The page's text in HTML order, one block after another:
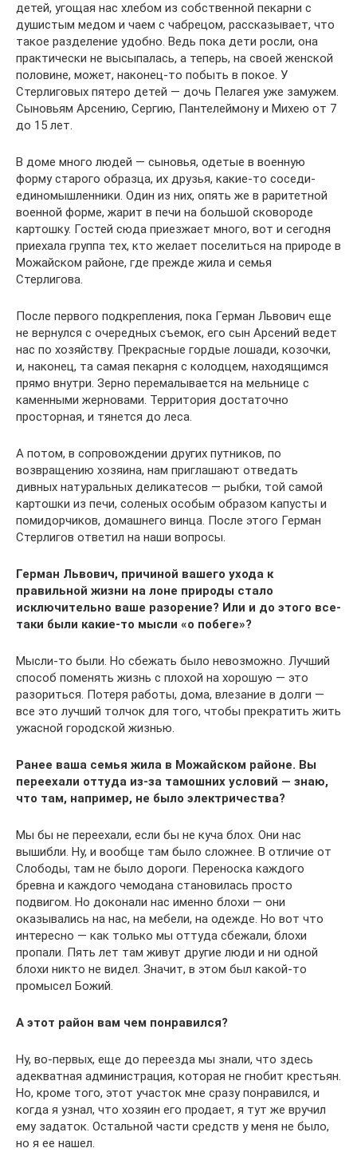
детей, угощая нас хлебом из собственной пекарни с
душистым медом и чаем с чабрецом, рассказывает, что
такое разделение удобно. Ведь пока дети росли, она
практически не высыпалась, а теперь, на своей женской
половине, может, наконец-то побыть в покое. У
Стерлиговых пятеро детей — дочь Пелагея уже замужем.
Сыновьям Арсению, Сергию, Пантелеймону и Михею от 7
до 15 лет.
В доме много людей — сыновья, одетые в военную
форму старого образца, их друзья, какие-то соседи-
единомышленники. Один из них, опять же в раритетной
военной форме, жарит в печи на большой сковороде
картошку. Гостей сюда приезжает много, вот и сегодня
приехала группа тех, кто желает поселиться на природе в
Можайском районе, где прежде жила и семья
Стерлигова.
После первого подкрепления, пока Герман Львович еще
не вернулся с очередных съемок, его сын Арсений ведет
нас по хозяйству. Прекрасные гордые лошади, козочки,
и, наконец, та самая пекарня с колодцем, находящимся
прямо внутри. Зерно перемалывается на мельнице с
каменными жерновами. Территория достаточно
просторная, и тянется до леса.
А потом, в сопровождении других путников, по
возвращению хозяина, нам приглашают отведать
дивных натуральных деликатесов — рыбки, той самой
картошки из печи, соленых особым образом капусты и
помидорчиков, домашнего винца. После этого Герман
Стерлигов ответил на наши вопросы.
Герман Львович, причиной вашего ухода к
правильной жизни на лоне природы стало
исключительно ваше разорение? Или и до этого все-
таки были какие-то мысли «о побеге»?
Мысли-то были. Но сбежать было невозможно. Лучший
способ поменять жизнь с плохой на хорошую — это
разориться. Потеря работы, дома, влезание в долги —
все это лучший толчок для того, чтобы прекратить жить
ужасной городской жизнью.
Ранее ваша семья жила в Можайском районе. Вы
переехали оттуда из-за тамошних условий — знаю,
что там, например, не было электричества?
Мы бы не переехали, если бы не куча блох. Они нас
вышибли. Ну, и вообще там было сложнее. В отличие от
Слободы, там не было дороги. Переноска каждого
бревна и каждого чемодана становилась просто
подвигом. Но доконали нас именно блохи — они
оказывались на нас, на мебели, на одежде. Но вот что
интересно — как только мы оттуда сбежали, блохи
пропали. Пять лет там живут другие люди и ни одной
блохи никто не видел. Значит, в этом был какой-то
промысел Божий.
А этот район вам чем понравился?
Ну, во-первых, еще до переезда мы знали, что здесь
адекватная администрация, которая не гнобит крестьян.
Но, кроме того, этот участок мне сразу понравился, и
когда я узнал, что хозяин его продает, я тут же вручил
ему задаток. Остальной части средств у меня не было,
но я ее нашел.